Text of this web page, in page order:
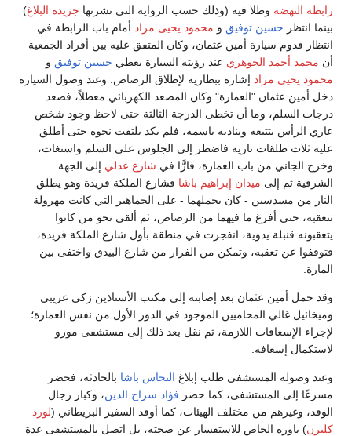
رابطة النهضة وظلا فيه (وذلك حسب الرواية التي نشرتها جريدة البلاغ)
بينما انتظر حسين توفيق و محمود يحيى مراد أمام باب الرابطة في
انتظار قدوم سيارة أمين عثمان، وكان المتفق عليه بين أفراد الجمعية
أن محمد أحمد الجوهري عند رؤيته السيارة يعطي حسين توفيق و
محمود يحيى مراد إشارة ببطارية لإطلاق الرصاص. وعند وصول السيارة
دخل أمين عثمان "العمارة" وكان المصعد الكهربائي معطلاً، فصعد
درجات السلم، وما أن تخطى الدرجة الثالثة حتى لاحظ وجود شخص
عاري الرأس يتتبعه ويناديه باسمه، فلم يكد يلتفت نحوه حتى أطلق
عليه ثلاث طلقات نارية فاضطر إلى الجلوس على السلم واستغاث،
وخرج الجاني من باب العمارة، فارًّا في شارع عدلي إلى الجهة
الشرقية ثم إلى ميدان إبراهيم باشا فشارع الملكة فريدة وهو يطلق
النار من مسدسين - كان يحملهما - على الجماهير التي كانت مهرولة
تتعقبه، حتى أفرغ ما فيهما من الرصاص، ثم ألقى نحو من كانوا
يتعقبونه قنبلة يدوية، انفجرت في منطقة بأول شارع الملكة فريدة،
فتوقفوا عن تعقبه، وتمكن من الفرار من شارع البيدق واختفى بين
المارة.
وقد حمل أمين عثمان بعد إصابته إلى مكتب الأستاذين زكي عريبي
وميخائيل غالي المحاميين الموجود في الدور الأول من نفس العمارة؛
لإجراء الإسعافات اللازمة، ثم نقل بعد ذلك إلى مستشفى مورو
لاستكمال إسعافه.
وعند وصوله المستشفى طلب إبلاغ النحاس باشا بالحادثة، فحضر
مسرعًا إلى المستشفى، كما حضر فؤاد سراج الدين، وكبار رجال
الوفد، وغيرهم من مختلف الهيئات، كما أوفد السفير البريطاني (لورد
كليرن) ياوره الخاص للاستفسار عن صحته، بل اتصل بالمستشفى عدة